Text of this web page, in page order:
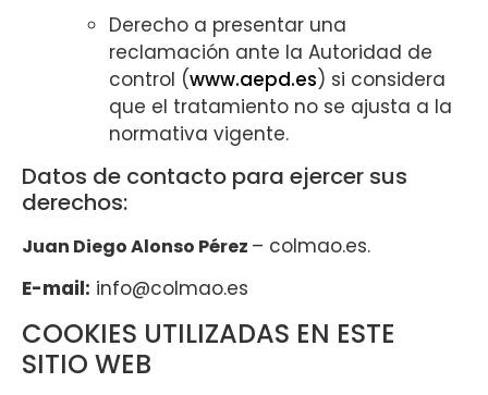
Derecho a presentar una
reclamación ante la Autoridad de
control (www.aepd.es) si considera
que el tratamiento no se ajusta a la
normativa vigente.
Datos de contacto para ejercer sus
derechos:
Juan Diego Alonso Pérez – colmao.es.
E-mail: info@colmao.es
COOKIES UTILIZADAS EN ESTE
SITIO WEB